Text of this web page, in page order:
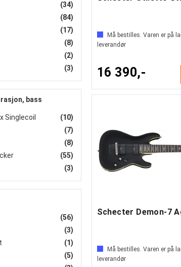
(34)
(84)
(17)
(8)
(2)
(3)
bass
Singlecoil
(10)
(7)
(8)
(55)
(3)
(56)
(3)
(1)
(5)
Må bestilles. Varen er på
leverandør
16 390,-
Må bestilles. Varen er på
leverandør